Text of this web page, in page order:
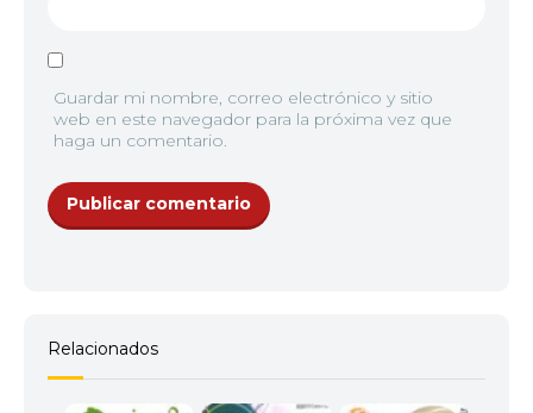
Guardar mi nombre, correo electrónico y sitio
web en este navegador para la próxima vez que
haga un comentario.
Relacionados